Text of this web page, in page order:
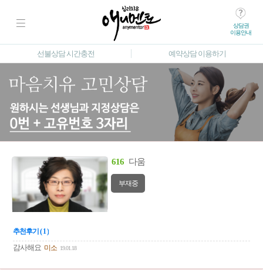
상담권
이용안내
선불상담 시간충전 예약상담 이용하기
616 다움
부재중
추천후기 ( 1 )
감사해요 미소 19.01.18